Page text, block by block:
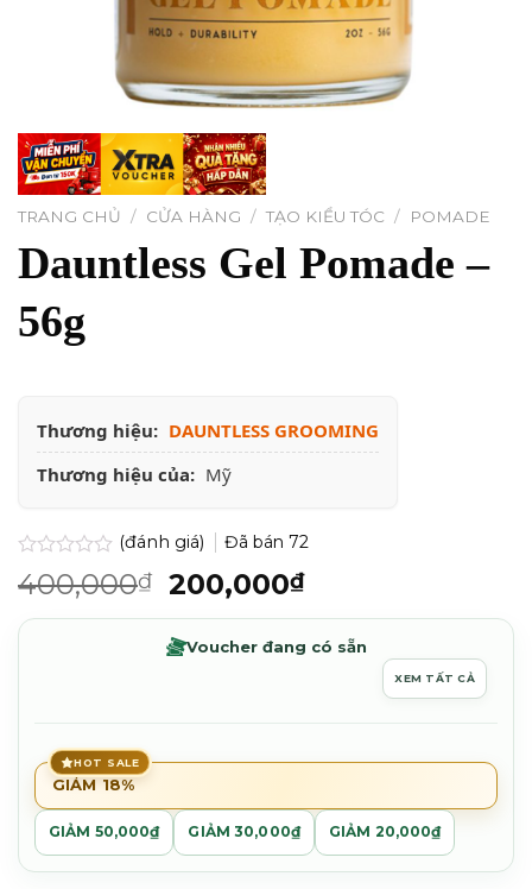
TRANG CHỦ / CỬA HÀNG / TẠO KIỂU TÓC / POMADE
Dauntless Gel Pomade –
56g
Thương hiệu: DAUNTLESS GROOMING
Thương hiệu của: Mỹ
Được
xếp
0.0
(đánh giá) Đã bán 72
400,000₫
Giá
gốc
là:
200,000₫Giá
hiện
tại
200,000₫.
Voucher đang có sẵn
XEM TẤT CẢ
HOT SALE
GIẢM 18%
GIẢM 50,000₫ GIẢM 30,000₫ GIẢM 20,000₫